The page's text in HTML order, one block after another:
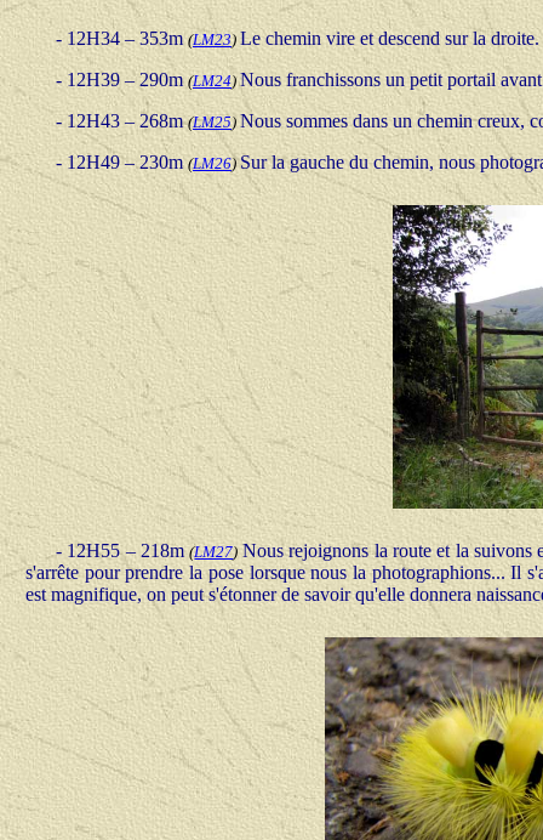
- 12H34 – 353m(LM23) Le chemin vire et descend sur la
- 12H39 – 290m (LM24)Nous franchissons un petit portail
- 12H43 – 268m(LM25) Nous sommes dans un chemin creux,
- 12H49 – 230m (LM26)Sur la gauche du chemin, nous
- 12H55 – 218m(LM27)Nous rejoignons la route et la suivons
s'arrête pour prendre la pose lorsque nous la photographions... Il
est magnifique, on peut s'étonner de savoir qu'elle donnera